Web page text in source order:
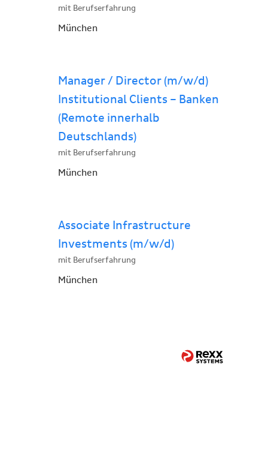
mit Berufserfahrung
München
Manager / Director (m/w/d)
Institutional Clients – Banken
(Remote innerhalb
Deutschlands)
mit Berufserfahrung
München
Associate Infrastructure
Investments (m/w/d)
mit Berufserfahrung
München